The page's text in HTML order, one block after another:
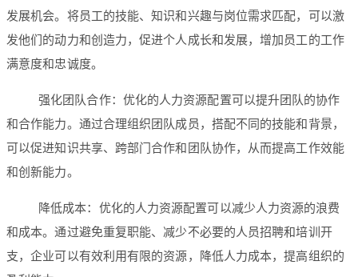
发展机会。将员工的技能、知识和兴趣与岗位需求匹配，可以激
发他们的动力和创造力，促进个人成长和发展，增加员工的工作
满意度和忠诚度。
强化团队合作：优化的人力资源配置可以提升团队的协作
和合作能力。通过合理组织团队成员，搭配不同的技能和背景，
可以促进知识共享、跨部门合作和团队协作，从而提高工作效能
和创新能力。
降低成本：优化的人力资源配置可以减少人力资源的浪费
和成本。通过避免重复职能、减少不必要的人员招聘和培训开
支，企业可以有效利用有限的资源，降低人力成本，提高组织的